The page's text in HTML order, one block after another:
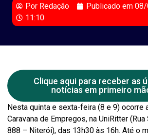
Por Redação Publicado em
11:10
Clique aqui para receber as
notícias em primeiro
Nesta quinta e sexta-feira (8 e 9) ocorre
Caravana de Empregos, na UniRitter
888 – Niterói), das 13h30 às 16h. Até o